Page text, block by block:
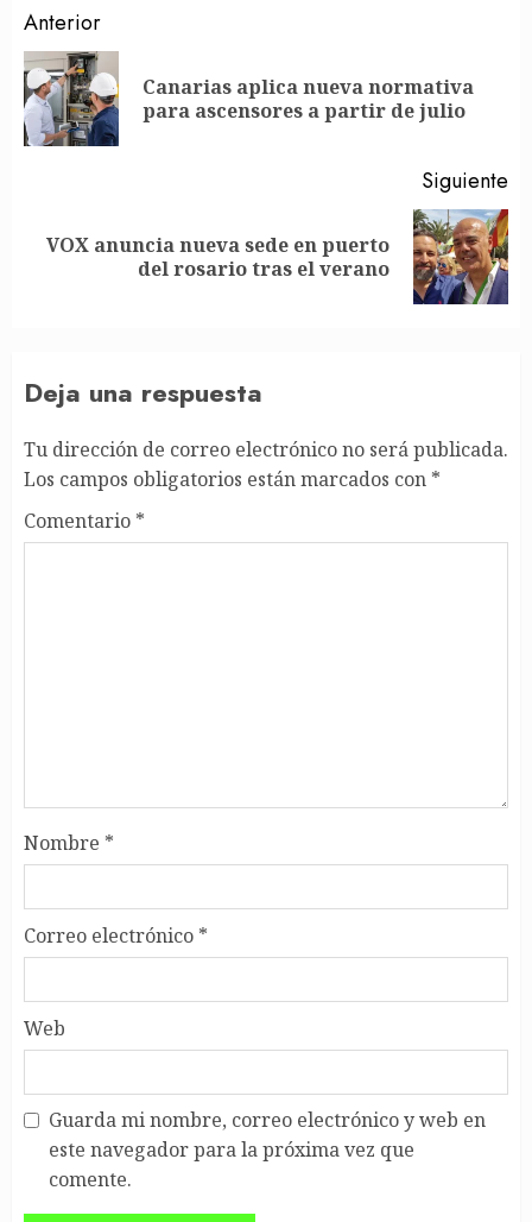
Post
navigation
Anterior
Canarias aplica nueva normativa
para ascensores a partir de julio
Siguiente
Siguiente
VOX anuncia nueva sede en puerto
del rosario tras el verano
Deja una respuesta
Tu dirección de correo electrónico no será publicada.
Los campos obligatorios están marcados con *
Comentario *
Nombre *
Correo electrónico *
Web
Guarda mi nombre, correo electrónico y web en
este navegador para la próxima vez que
comente.